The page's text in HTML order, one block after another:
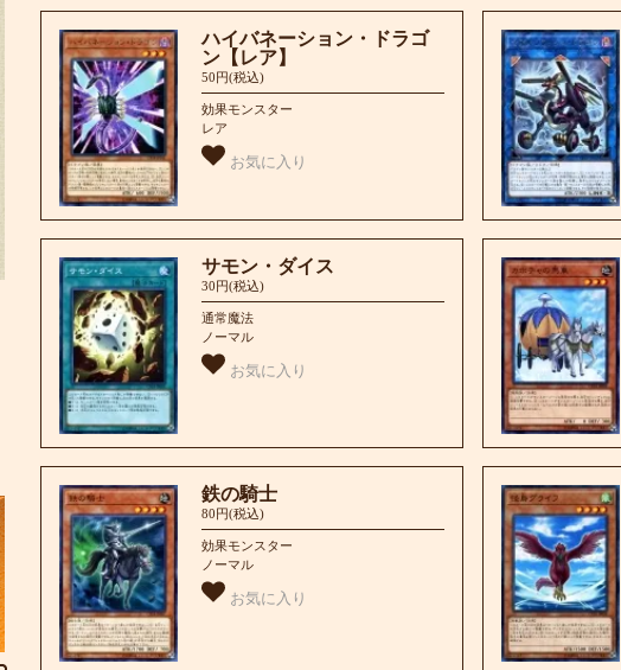
ハイバネーション・ドラゴ
ン【レア】
50円(税込)
効果モンスター
レア
お気に入り
サモン・ダイス
30円(税込)
通常魔法
ノーマル
お気に入り
鉄の騎士
80円(税込)
効果モンスター
ノーマル
お気に入り